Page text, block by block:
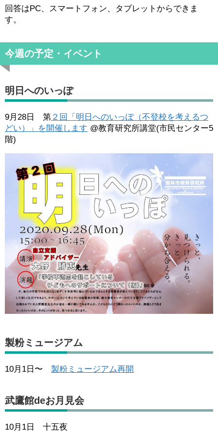
回答はPC、スマートフォン、タブレットからできま
す。
今週の予定・イベント
明日へのいっぽ
9月28日 第 ２回「明日へのいっぽ（不登校を考えるつ
どい）」を開催します @教育研究所講堂(市民センター5
階)
製粉ミュージアム
10月1日〜 製粉ミュージアム再開
武鷹館deお月見会
10月1日 十五夜